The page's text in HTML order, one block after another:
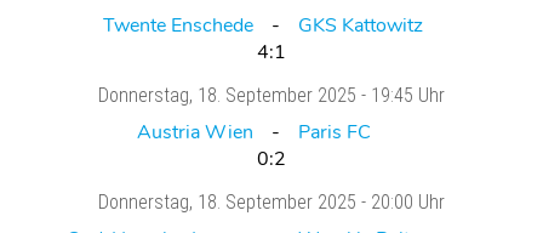
Twente Enschede
GKS Kattowitz
4:1
Donnerstag, 18. September 2025 - 19:45 Uhr
Austria Wien
Paris FC
0:2
Donnerstag, 18. September 2025 - 20:00 Uhr